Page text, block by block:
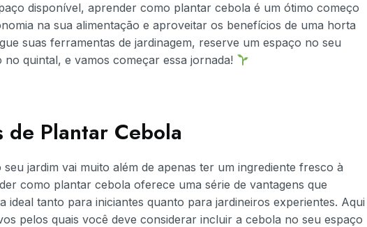
disponível, aprender como plantar cebola é um ótimo começo
na sua alimentação e aproveitar os benefícios de uma horta
suas ferramentas de jardinagem, reserve um espaço no seu
no quintal, e vamos começar essa jornada!
de Plantar Cebola
jardim vai muito além de apenas ter um ingrediente fresco à
como plantar cebola oferece uma série de vantagens que
ideal tanto para iniciantes quanto para jardineiros experientes. Aqui
pelos quais você deve considerar incluir a cebola no seu espaço